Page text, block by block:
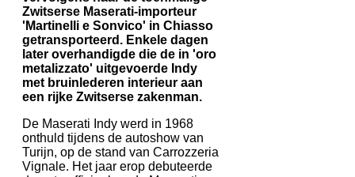
Zwitserse Maserati-importeur
'Martinelli e Sonvico' in Chiasso
getransporteerd. Enkele dagen
later overhandigde die de in 'oro
metalizzato' uitgevoerde Indy
met bruinlederen interieur aan
een rijke Zwitserse zakenman.
De Maserati Indy werd in 1968
onthuld tijdens de autoshow van
Turijn, op de stand van Carrozzeria
Vignale. Het jaar erop debuteerde